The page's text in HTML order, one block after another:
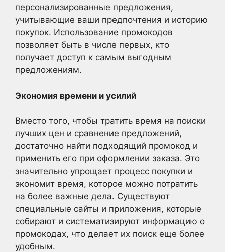
персонализированные предложения,
учитывающие ваши предпочтения и историю
покупок. Использование промокодов
позволяет быть в числе первых, кто
получает доступ к самым выгодным
предложениям.
Экономия времени и усилий
Вместо того, чтобы тратить время на поиски
лучших цен и сравнение предложений,
достаточно найти подходящий промокод и
применить его при оформлении заказа. Это
значительно упрощает процесс покупки и
экономит время, которое можно потратить
на более важные дела. Существуют
специальные сайты и приложения, которые
собирают и систематизируют информацию о
промокодах, что делает их поиск еще более
удобным.